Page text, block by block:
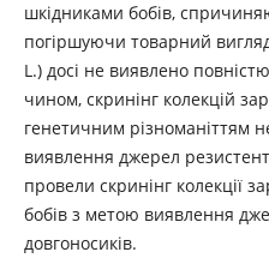
шкідниками бобів,
погіршуючи товарний
L.) досі не виявлено
чином, скринінг колекцій
генетичним різноманіттям
виявлення джерел
провели скринінг колекції
бобів з метою виявлення
довгоносиків.